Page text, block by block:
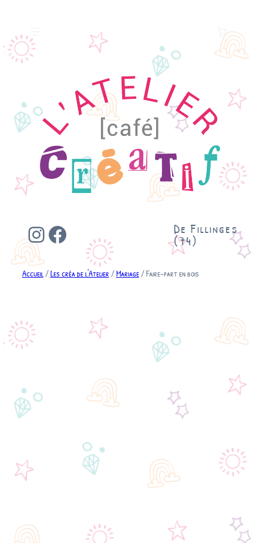
Instagram Facebook De Fillinges
(74)
Accueil /Les créa de l'Atelier /Mariage/ Faire-part en bois